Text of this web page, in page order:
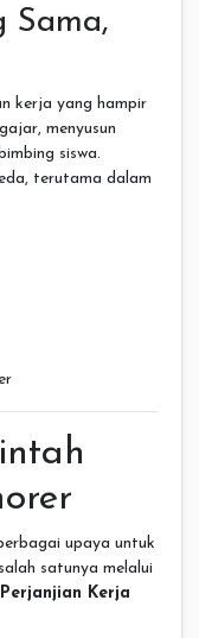
Sama,
kerja yang hampir
menyusun
siswa.
terutama dalam
upaya untuk
satunya melalui
Kerja